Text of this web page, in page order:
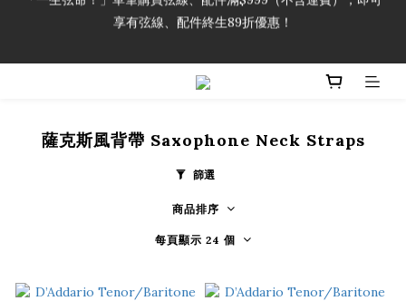
「一生弦命！」單筆購買弦線、配件滿$999（不含運費），即可
享有弦線、配件終生89折優惠！
加入會員即領2000元購物金。 加入購物車查看更多折扣！
享有弦線、配件終生89折優惠！
薩克斯風背帶 Saxophone Neck Straps
篩選
商品排序
每頁顯示 24 個